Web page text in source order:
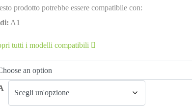
prodotto potrebbe essere compatibile con:
A1
tutti i modelli compatibili